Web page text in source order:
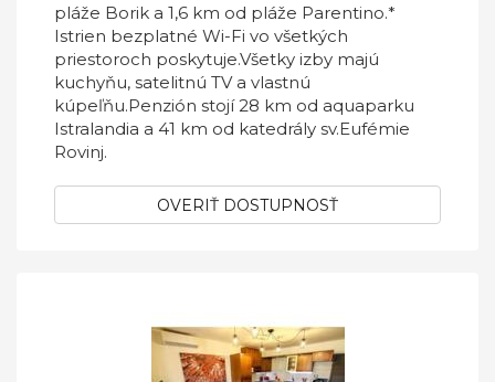
pláže Borik a 1,6 km od pláže Parentino.*
Istrien bezplatné Wi-Fi vo všetkých
priestoroch poskytuje.Všetky izby majú
kuchyňu, satelitnú TV a vlastnú
kúpeľňu.Penzión stojí 28 km od aquaparku
Istralandia a 41 km od katedrály sv.Eufémie
Rovinj.
OVERIŤ DOSTUPNOSŤ